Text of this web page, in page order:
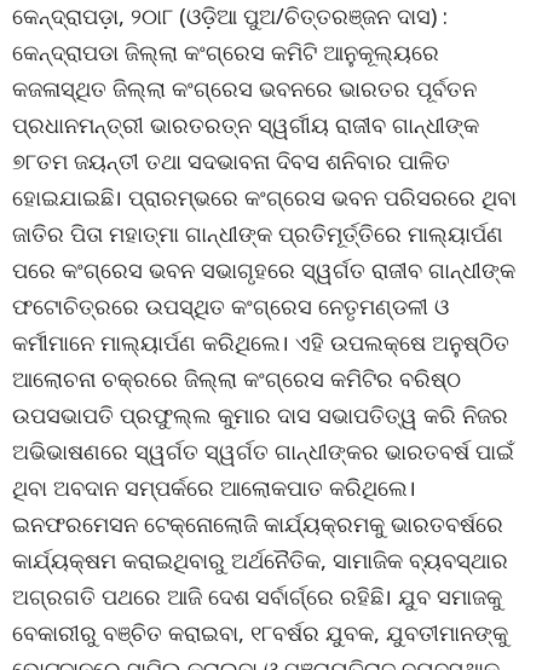
କେନ୍ଦ୍ରାପଡ଼ା, ୨୦ା୮ (ଓଡ଼ିଆ ପୁଅ/ଚିତ୍ତରଞ୍ଜନ ଦାସ) :
କେନ୍ଦ୍ରାପଡା ଜିଲ୍ଲା କଂଗ୍ରେସ କମିଟି ଆନୁକୂଲ୍ୟରେ
କଜଳାସ୍ଥିତ ଜିଲ୍ଲା କଂଗ୍ରେସ ଭବନରେ ଭାରତର ପୂର୍ବତନ
ପ୍ରଧାନମନ୍ତ୍ରୀ ଭାରତରତ୍ନ ସ୍ୱର୍ଗୀୟ ରାଜୀବ ଗାନ୍ଧୀଙ୍କ
୭୮ତମ ଜୟନ୍ତୀ ତଥା ସଦଭାବନା ଦିବସ ଶନିବାର ପାଳିତ
ହୋଇଯାଇଛି। ପ୍ରାରମ୍ଭରେ କଂଗ୍ରେସ ଭବନ ପରିସରରେ ଥିବା
ଜାତିର ପିତା ମହାତ୍ମା ଗାନ୍ଧୀଙ୍କ ପ୍ରତିମୂର୍ତ୍ତିରେ ମାଲ୍ୟାର୍ପଣ
ପରେ କଂଗ୍ରେସ ଭବନ ସଭାଗୃହରେ ସ୍ୱର୍ଗତ ରାଜୀବ ଗାନ୍ଧୀଙ୍କ
ଫଟୋଚିତ୍ରରେ ଉପସ୍ଥିତ କଂଗ୍ରେସ ନେତୃମଣ୍ଡଳୀ ଓ
କର୍ମୀମାନେ ମାଲ୍ୟାର୍ପଣ କରିଥିଲେ। ଏହି ଉପଲକ୍ଷେ ଅନୁଷ୍ଠିତ
ଆଲୋଚନା ଚକ୍ରରେ ଜିଲ୍ଲା କଂଗ୍ରେସ କମିଟିର ବରିଷ୍ଠ
ଉପସଭାପତି ପ୍ରଫୁଲ୍ଲ କୁମାର ଦାସ ସଭାପତିତ୍ୱ କରି ନିଜର
ଅଭିଭାଷଣରେ ସ୍ୱର୍ଗତ ସ୍ୱର୍ଗତ ଗାନ୍ଧୀଙ୍କର ଭାରତବର୍ଷ ପାଇଁ
ଥିବା ଅବଦାନ ସମ୍ପର୍କରେ ଆଲୋକପାତ କରିଥିଲେ।
ଇନଫରମେସନ ଟେକ୍ନୋଲୋଜି କାର୍ଯ୍ୟକ୍ରମକୁ ଭାରତବର୍ଷରେ
କାର୍ଯ୍ୟକ୍ଷମ କରାଇଥିବାରୁ ଅର୍ଥନୈତିକ, ସାମାଜିକ ବ୍ୟବସ୍ଥାର
ଅଗ୍ରଗତି ପଥରେ ଆଜି ଦେଶ ସର୍ବାର୍ଗ୍ରେ ରହିଛି। ଯୁବ ସମାଜକୁ
ବେକାରୀରୁ ବଞ୍ଚିତ କରାଇବା, ୧୮ବର୍ଷର ଯୁବକ, ଯୁବତୀମାନଙ୍କୁ